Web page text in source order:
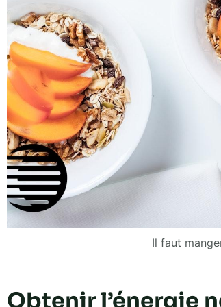
Il faut
Obtenir l’énergie